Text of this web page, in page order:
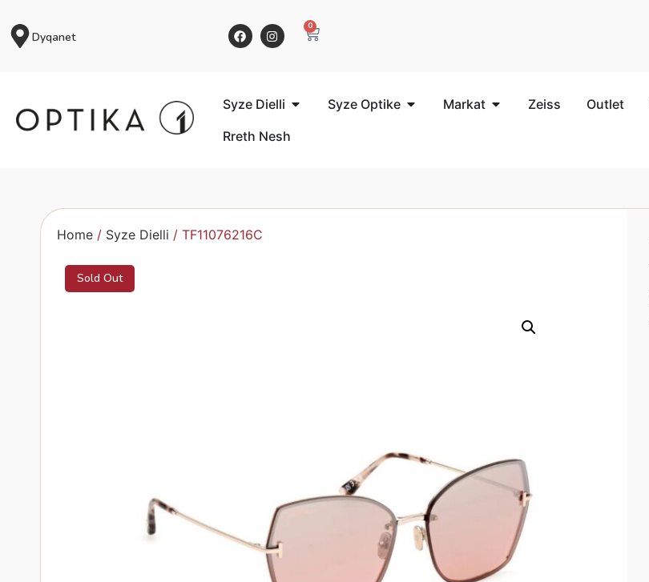
Dyqanet
0
Syze Dielli Syze Optike Markat Zeiss Outlet
Rreth Nesh
Home / Syze Dielli / TF11076216C
Sold Out